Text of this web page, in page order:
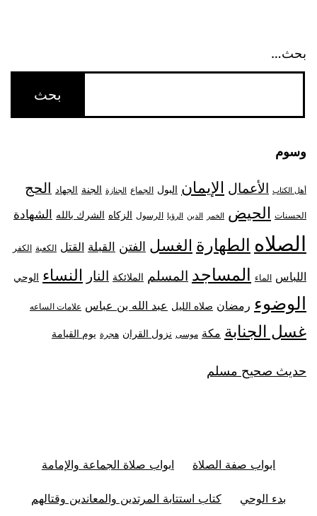
بحث…
وسوم
أهل الكتاب الأعمال الإيمان البول الجماع الجنازة الجنة الجهاد الحج
الحسنات الحيض الخمر الدين الرؤيا الرسول الزكاه الشرك بالله الشهادة
الصلاه الطهارة الغسل الفتن القبلة القتل الكعبة الكفر
اللباس الماء المساجد المسلم الملائكة النار النساء الوحي
الوضوء رمضان صلاه الليل عبد الله بن عباس علامات الساعه
غسل الجنابة مكة موسى نزول القران هجرة يوم القيامة
حديث صحيح مسلم
ابواب صفة الصلاة ابواب صلاة الجماعة والإمامة
بدء الوحي كتاب استتابة المرتدين والمعاندين وقتالهم